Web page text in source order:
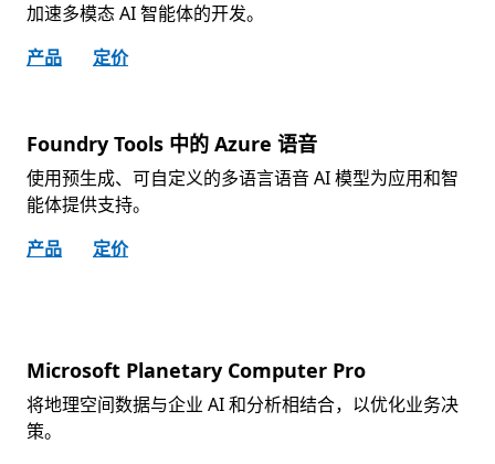
加速多模态 AI 智能体的开发。
产品
定价
Foundry Tools 中的 Azure 语音
使用预生成、可自定义的多语言语音 AI 模型为应用和智
能体提供支持。
产品
定价
Microsoft Planetary Computer Pro
将地理空间数据与企业 AI 和分析相结合，以优化业务决
策。